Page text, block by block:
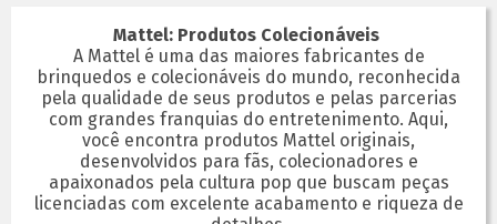
Mattel: Produtos Colecionáveis
A Mattel é uma das maiores fabricantes de
brinquedos e colecionáveis do mundo, reconhecida
pela qualidade de seus produtos e pelas parcerias
com grandes franquias do entretenimento. Aqui,
você encontra produtos Mattel originais,
desenvolvidos para fãs, colecionadores e
apaixonados pela cultura pop que buscam peças
licenciadas com excelente acabamento e riqueza de